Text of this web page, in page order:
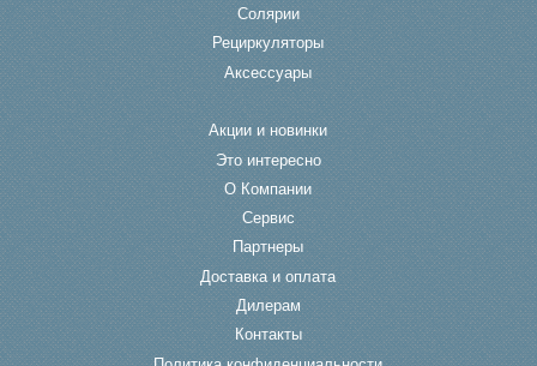
Солярии
Рециркуляторы
Аксессуары
Акции и новинки
Это интересно
О Компании
Сервис
Партнеры
Доставка и оплата
Дилерам
Контакты